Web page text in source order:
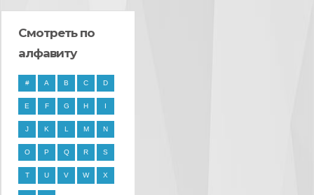
Смотреть по
алфавиту
# A B C D
E F G H I
J K L M N
O P Q R S
T U V W X